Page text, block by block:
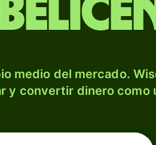
medio del mercado.
y convertir dinero como